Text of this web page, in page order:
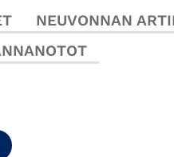
NEUVONNAN